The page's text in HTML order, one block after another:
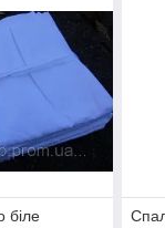
біле